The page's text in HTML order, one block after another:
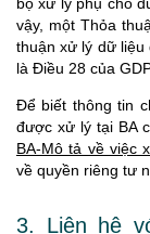
vậy, một Thỏa
thuận xử lý dữ liệu
là Điều 28 của
Để biết thông tin
được xử lý tại BA
BA-Mô tả về việc
về quyền riêng tư
3. Liên hệ